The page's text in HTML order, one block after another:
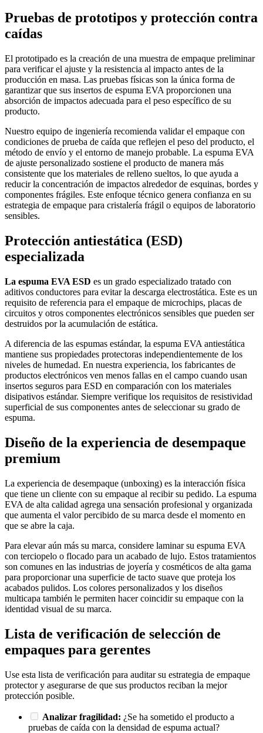
Pruebas de prototipos y protección contra
caídas
El prototipado es la creación de una muestra de empaque preliminar
para verificar el ajuste y la resistencia al impacto antes de la
producción en masa. Las pruebas físicas son la única forma de
garantizar que sus insertos de espuma EVA proporcionen una
absorción de impactos adecuada para el peso específico de su
producto.
Nuestro equipo de ingeniería recomienda validar el empaque con
condiciones de prueba de caída que reflejen el peso del producto, el
método de envío y el entorno de manejo probable. La espuma EVA
de ajuste personalizado sostiene el producto de manera más
consistente que los materiales de relleno sueltos, lo que ayuda a
reducir la concentración de impactos alrededor de esquinas, bordes y
componentes frágiles. Este enfoque técnico genera confianza en su
estrategia de empaque para cristalería frágil o equipos de laboratorio
sensibles.
Protección antiestática (ESD)
especializada
La espuma EVA ESD es un grado especializado tratado con
aditivos conductores para evitar la descarga electrostática. Este es un
requisito de referencia para el empaque de microchips, placas de
circuitos y otros componentes electrónicos sensibles que pueden ser
destruidos por la acumulación de estática.
A diferencia de las espumas estándar, la espuma EVA antiestática
mantiene sus propiedades protectoras independientemente de los
niveles de humedad. En nuestra experiencia, los fabricantes de
productos electrónicos ven menos fallas en el campo cuando usan
insertos seguros para ESD en comparación con los materiales
disipativos estándar. Siempre verifique los requisitos de resistividad
superficial de sus componentes antes de seleccionar su grado de
espuma.
Diseño de la experiencia de desempaque
premium
La experiencia de desempaque (unboxing) es la interacción física
que tiene un cliente con su empaque al recibir su pedido. La espuma
EVA de alta calidad agrega una sensación profesional y organizada
que aumenta el valor percibido de su marca desde el momento en
que se abre la caja.
Para elevar aún más su marca, considere laminar su espuma EVA
con terciopelo o flocado para un acabado de lujo. Estos tratamientos
son comunes en las industrias de joyería y cosméticos de alta gama
para proporcionar una superficie de tacto suave que proteja los
acabados pulidos. Los colores personalizados y los diseños
multicapa también le permiten hacer coincidir su empaque con la
identidad visual de su marca.
Lista de verificación de selección de
empaques para gerentes
Use esta lista de verificación para auditar su estrategia de empaque
protector y asegurarse de que sus productos reciban la mejor
protección posible.
Analizar fragilidad: ¿Se ha sometido el producto a
pruebas de caída con la densidad de espuma actual?